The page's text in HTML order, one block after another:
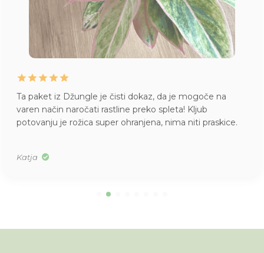
Ta paket iz Džungle je čisti dokaz, da je mogoče na
varen način naročati rastline preko spleta! Kljub
potovanju je rožica super ohranjena, nima niti praskice.
Katja